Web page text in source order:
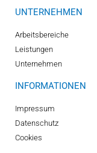
UNTERNEHMEN
Arbeitsbereiche
Leistungen
Unternehmen
INFORMATIONEN
Impressum
Datenschutz
Cookies